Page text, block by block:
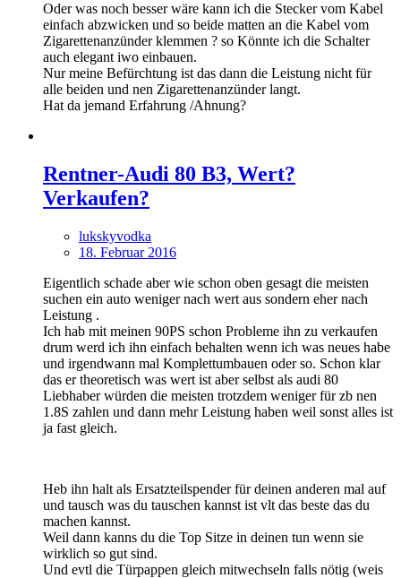
Oder was noch besser wäre kann ich die Stecker vom Kabel
einfach abzwicken und so beide matten an die Kabel vom
Zigarettenanzünder klemmen ? so Könnte ich die Schalter
auch elegant iwo einbauen.
Nur meine Befürchtung ist das dann die Leistung nicht für
alle beiden und nen Zigarettenanzünder langt.
Hat da jemand Erfahrung /Ahnung?
Rentner-Audi 80 B3, Wert?
Verkaufen?
lukskyvodka
18. Februar 2016
Eigentlich schade aber wie schon oben gesagt die meisten
suchen ein auto weniger nach wert aus sondern eher nach
Leistung .
Ich hab mit meinen 90PS schon Probleme ihn zu verkaufen
drum werd ich ihn einfach behalten wenn ich was neues habe
und irgendwann mal Komplettumbauen oder so. Schon klar
das er theoretisch was wert ist aber selbst als audi 80
Liebhaber würden die meisten trotzdem weniger für zb nen
1.8S zahlen und dann mehr Leistung haben weil sonst alles ist
ja fast gleich.
Heb ihn halt als Ersatzteilspender für deinen anderen mal auf
und tausch was du tauschen kannst ist vlt das beste das du
machen kannst.
Weil dann kanns du die Top Sitze in deinen tun wenn sie
wirklich so gut sind.
Und evtl die Türpappen gleich mitwechseln falls nötig (weis